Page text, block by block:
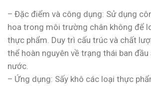
– Đặc điểm và công dụng: Sử dụng
hoa trong môi trường chân không để
thực phẩm. Duy trì cấu trúc và chất
thể hoàn nguyên về trạng thái ban đầu
nước.
– Ứng dụng: Sấy khô các loại thực